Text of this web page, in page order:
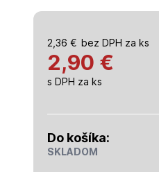
2,36 € bez DPH za ks
2,90 €
s DPH za ks
Do košíka:
SKLADOM